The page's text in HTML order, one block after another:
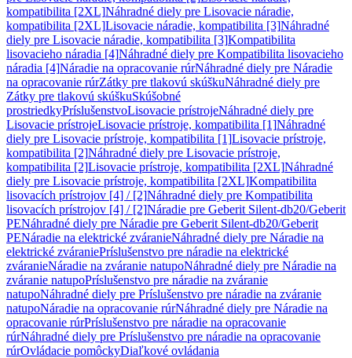
kompatibilita [2XL]Náhradné diely pre Lisovacie náradie,
kompatibilita [2XL]Lisovacie náradie, kompatibilita [3]Náhradné
diely pre Lisovacie náradie, kompatibilita [3]Kompatibilita
lisovacieho náradia [4]Náhradné diely pre Kompatibilita lisovacieho
náradia [4]Náradie na opracovanie rúrNáhradné diely pre Náradie
na opracovanie rúrZátky pre tlakovú skúškuNáhradné diely pre
Zátky pre tlakovú skúškuSkúšobné
prostriedkyPríslušenstvoLisovacie prístrojeNáhradné diely pre
Lisovacie prístrojeLisovacie prístroje, kompatibilita [1]Náhradné
diely pre Lisovacie prístroje, kompatibilita [1]Lisovacie prístroje,
kompatibilita [2]Náhradné diely pre Lisovacie prístroje,
kompatibilita [2]Lisovacie prístroje, kompatibilita [2XL]Náhradné
diely pre Lisovacie prístroje, kompatibilita [2XL]Kompatibilita
lisovacích prístrojov [4] / [2]Náhradné diely pre Kompatibilita
lisovacích prístrojov [4] / [2]Náradie pre Geberit Silent-db20/Geberit
PENáhradné diely pre Náradie pre Geberit Silent-db20/Geberit
PENáradie na elektrické zváranieNáhradné diely pre Náradie na
elektrické zváraniePríslušenstvo pre náradie na elektrické
zváranieNáradie na zváranie natupoNáhradné diely pre Náradie na
zváranie natupoPríslušenstvo pre náradie na zváranie
natupoNáhradné diely pre Príslušenstvo pre náradie na zváranie
natupoNáradie na opracovanie rúrNáhradné diely pre Náradie na
opracovanie rúrPríslušenstvo pre náradie na opracovanie
rúrNáhradné diely pre Príslušenstvo pre náradie na opracovanie
rúrOvládacie pomôckyDiaľkové ovládania